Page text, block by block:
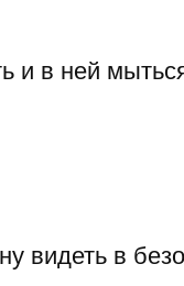
и в ней
видеть в